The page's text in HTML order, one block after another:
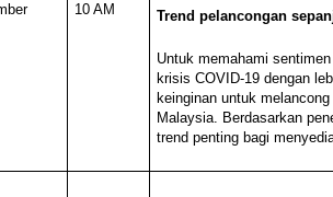
10 AM Trend pelancongan
Untuk memahami
krisis COVID-19 dengan
keinginan untuk
Malaysia. Berdasarkan
trend penting bagi